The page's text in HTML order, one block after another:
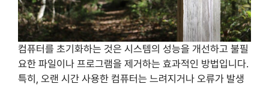
컴퓨터를 초기화하는 것은 시스템의 성능을 개선하고 불필
요한 파일이나 프로그램을 제거하는 효과적인 방법입니다.
특히, 오랜 시간 사용한 컴퓨터는 느려지거나 오류가 발생